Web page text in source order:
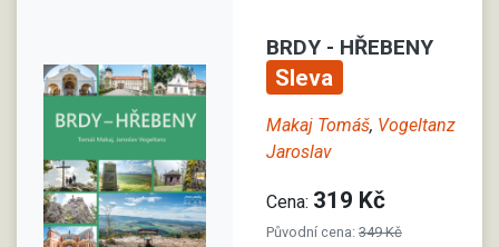
BRDY - HŘEBENY
Sleva
Makaj Tomáš, Vogeltanz
Jaroslav
Cena: 319 Kč
Původní cena: 349 Kč